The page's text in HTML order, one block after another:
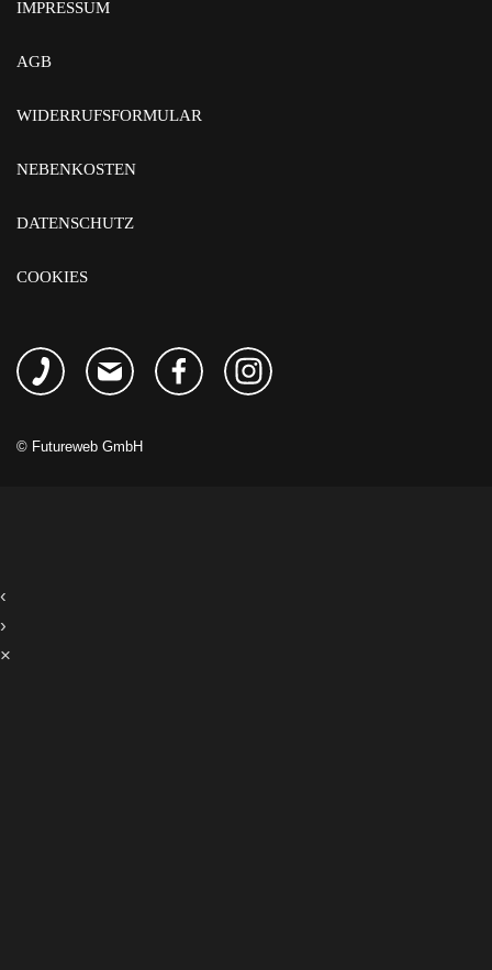
IMPRESSUM
AGB
WIDERRUFSFORMULAR
NEBENKOSTEN
DATENSCHUTZ
COOKIES
© Futureweb GmbH
‹
›
×